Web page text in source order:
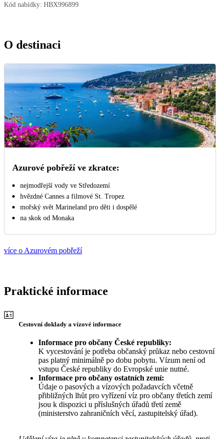
Kód nabídky: HBX996899
O destinaci
Azurové pobřeží ve zkratce:
nejmodřejší vody ve Středozemí
hvězdné Cannes a filmové St. Tropez
mořský svět Marineland pro děti i dospělé
na skok od Monaka
více o Azurovém pobřeží
Praktické informace
Cestovní doklady a vízové informace
Informace pro občany České republiky:
K vycestování je potřeba občanský průkaz nebo cestovní
pas platný minimálně po dobu pobytu. Vízum není od
vstupu České republiky do Evropské unie nutné.
Informace pro občany ostatních zemí:
Údaje o pasových a vízových požadavcích včetně
přibližných lhůt pro vyřízení víz pro občany třetích zemí
jsou k dispozici u příslušných úřadů třetí země
(ministerstvo zahraničních věcí, zastupitelský úřad).